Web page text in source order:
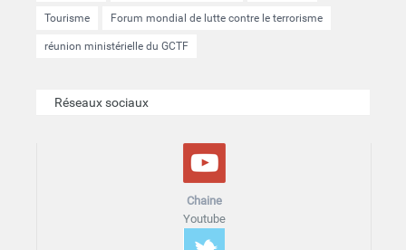
Tourisme Forum mondial de lutte contre le terrorisme
réunion ministérielle du GCTF
Réseaux sociaux
Chaine
Youtube